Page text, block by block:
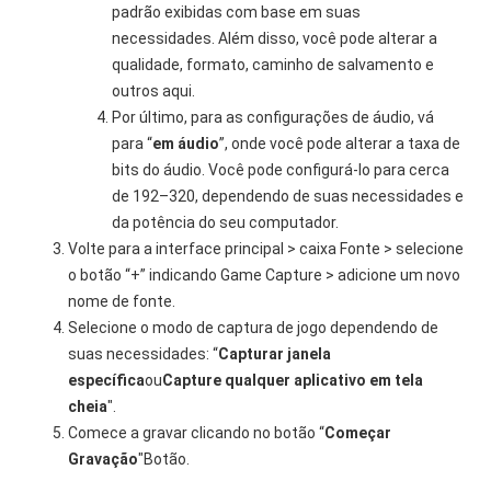
padrão exibidas com base em suas
necessidades. Além disso, você pode alterar a
qualidade, formato, caminho de salvamento e
outros aqui.
Por último, para as configurações de áudio, vá
para “em áudio”, onde você pode alterar a taxa de
bits do áudio. Você pode configurá-lo para cerca
de 192–320, dependendo de suas necessidades e
da potência do seu computador.
Volte para a interface principal > caixa Fonte > selecione
o botão “+” indicando Game Capture > adicione um novo
nome de fonte.
Selecione o modo de captura de jogo dependendo de
suas necessidades: “Capturar janela
específicaouCapture qualquer aplicativo em tela
cheia".
Comece a gravar clicando no botão “Começar
Gravação"Botão.